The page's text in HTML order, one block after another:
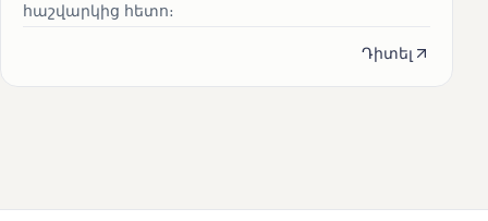
հաշվարկից հետո։
Դիտել